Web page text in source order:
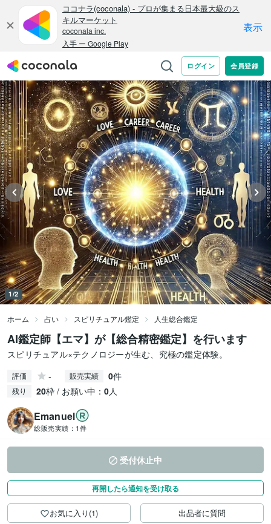
1/2
ホーム 占い スピリチュアル鑑定 人生総合鑑定
AI鑑定師【エマ】が【総合精密鑑定】を行います
スピリチュアル×テクノロジーが生む、究極の鑑定体験。
評価 - 販売実績 0件
残り 20枠 / お願い中： 0人
Emanuel
総販売実績： 1件
受付休止中
再開したら通知を受け取る
お気に入り(1) 出品者に質問